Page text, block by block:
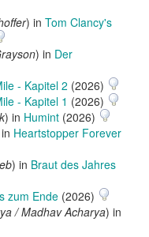
) in Tom Clancy's
) in Der
- Kapitel 2 (2026)
- Kapitel 1 (2026)
) in Humint (2026)
Heartstopper Forever
) in Braut des Jahres
zum Ende (2026)
/ Madhav Acharya) in